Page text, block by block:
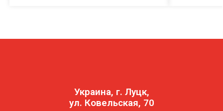
Украина, г. Луцк,
ул. Ковельская, 70